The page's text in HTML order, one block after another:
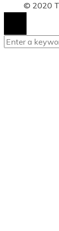
© 2020